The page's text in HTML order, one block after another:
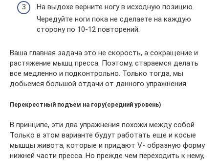
На выдохе верните ногу в исходную позицию.
Чередуйте ноги пока не сделаете на каждую
сторону по 10-12 повторений.
Ваша главная задача это не скорость, а сокращение и
растяжение мышц пресса. Поэтому, стараемся делать
все медленно и подконтрольно. Только тогда, мы
добьемся большой отдачи от данного упражнения.
Перекрестный подъем на гору(средний уровень)
В принципе, эти два упражнения похожи между собой.
Только в этом варианте будут работать еще и косые
мышцы живота, которые и придают V- образную форму
нижней части пресса. Но прежде чем переходить к нему,